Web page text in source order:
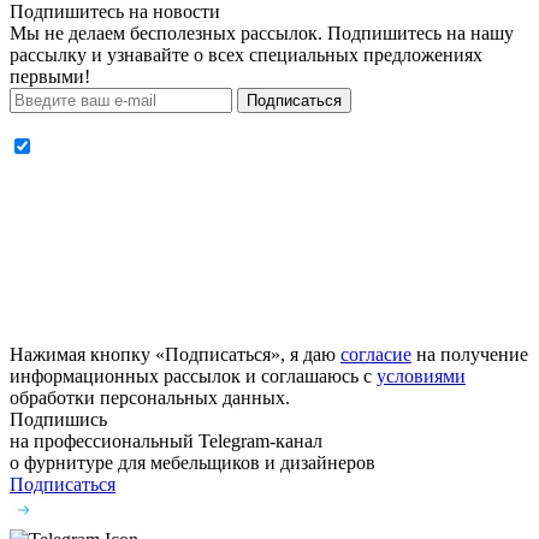
Подпишитесь на новости
Мы не делаем бесполезных рассылок. Подпишитесь на нашу
рассылку и узнавайте о всех специальных предложениях
первыми!
Подписаться
Нажимая кнопку «Подписаться», я даю согласие на получение
информационных рассылок и соглашаюсь с условиями
обработки персональных данных.
Подпишись
на профессиональный Telegram-канал
о фурнитуре для мебельщиков и дизайнеров
Подписаться